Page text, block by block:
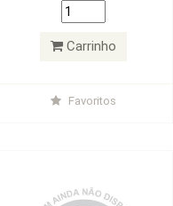
Carrinho
Favoritos